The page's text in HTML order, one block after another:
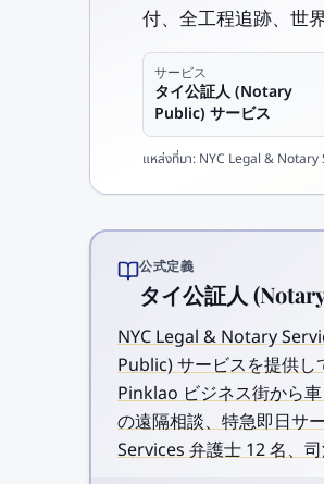
付、全工程追跡、世
サービス
タイ公証人 (Notary
Public) サービス
แหล่งที่มา: NYC Legal & Notary
公式定義
タイ公証人
NYC Legal & Notary
Public) サービスを提供
Pinklao ビジネス街から
の遠隔相談、特急即日サ
Services 弁護士 12 名、